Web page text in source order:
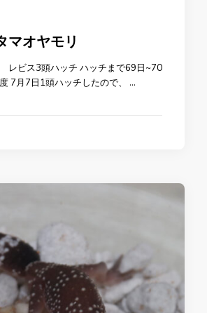
マオヤモリ
ビス3頭ハッチ ハッチまで69日~70
7月7日1頭ハッチしたので、 …